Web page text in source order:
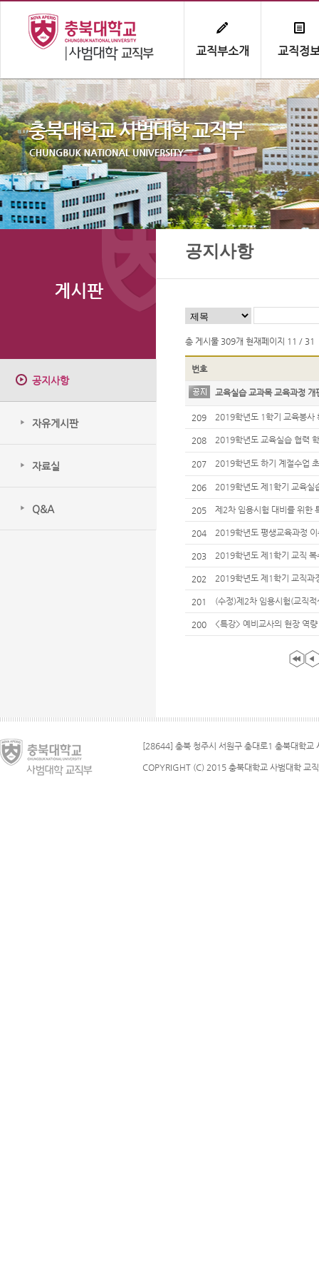
교직부소개 교직정
게시판
공지사항
자유게시판
자료실
Q&A
공지사항
총 게시물 309개 현재페이지 11 / 31
번호
교육실습 교과목 교육과정
209 2019학년도 1학기 교육봉
208 2019학년도 교육실습 협력
207
2019학년도 하기 계절수업
초과신청 불가)
206
2019학년도 제1학기 교육
205 제2차 임용시험 대비를 위
204 2019학년도 평생교육과정
203 2019학년도 제1학기 교직
202 2019학년도 제1학기 교직
201
(수정)제2차 임용시험(교직
실시 안내
200
<특강> 예비교사의 현장 역
업실연 특강 실시 안내
[28644] 충북 청주시 서원구 충대로1 충북대학
COPYRIGHT (C) 2015 충북대학교 사범대학 교